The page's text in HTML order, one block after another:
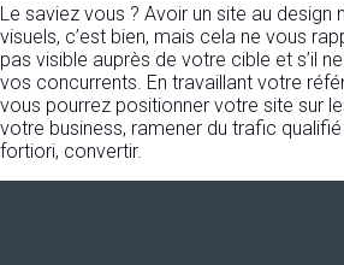
Le saviez vous ? Avoir un site au design
visuels, c’est bien, mais cela ne vous
pas visible auprès de votre cible et s’il
vos concurrents. En travaillant votre
vous pourrez positionner votre site sur
votre business, ramener du trafic
fortiori, convertir.